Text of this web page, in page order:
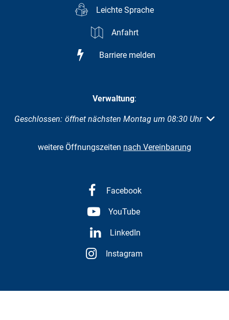
Leichte Sprache
Anfahrt
Barriere melden
Verwaltung:
Klicken, um weitere Öffnungs- oder Schließzeiten
Geschlossen: öffnet nächsten Montag um 08:30 Uhr
weitere Öffnungszeiten nach Vereinbarung
Facebook
YouTube
LinkedIn
Instagram